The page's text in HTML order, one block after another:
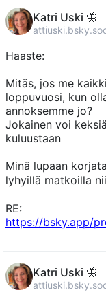
Katri Uski 🦋
Haaste:
Mitäs, jos me
loppuvuosi, kun
annoksemme jo?
Jokainen voi
kuluustaan
Minä lupaan
lyhyillä matkoilla
RE:
https://bsky.app/
Katri Uski 🦋